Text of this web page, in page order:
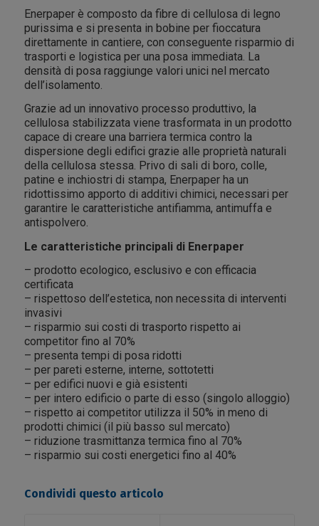
Enerpaper è composto da fibre di cellulosa di legno
purissima e si presenta in bobine per fioccatura
direttamente in cantiere, con conseguente risparmio di
trasporti e logistica per una posa immediata. La
densità di posa raggiunge valori unici nel mercato
dell’isolamento.
Grazie ad un innovativo processo produttivo, la
cellulosa stabilizzata viene trasformata in un prodotto
capace di creare una barriera termica contro la
dispersione degli edifici grazie alle proprietà naturali
della cellulosa stessa. Privo di sali di boro, colle,
patine e inchiostri di stampa, Enerpaper ha un
ridottissimo apporto di additivi chimici, necessari per
garantire le caratteristiche antifiamma, antimuffa e
antispolvero.
Le caratteristiche principali di Enerpaper
– prodotto ecologico, esclusivo e con efficacia
certificata
– rispettoso dell’estetica, non necessita di interventi
invasivi
– risparmio sui costi di trasporto rispetto ai
competitor fino al 70%
– presenta tempi di posa ridotti
– per pareti esterne, interne, sottotetti
– per edifici nuovi e già esistenti
– per intero edificio o parte di esso (singolo alloggio)
– rispetto ai competitor utilizza il 50% in meno di
prodotti chimici (il più basso sul mercato)
– riduzione trasmittanza termica fino al 70%
– risparmio sui costi energetici fino al 40%
Condividi questo articolo